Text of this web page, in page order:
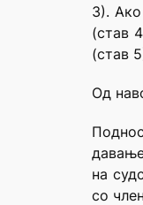
3).
(став
(став
Од
на
со